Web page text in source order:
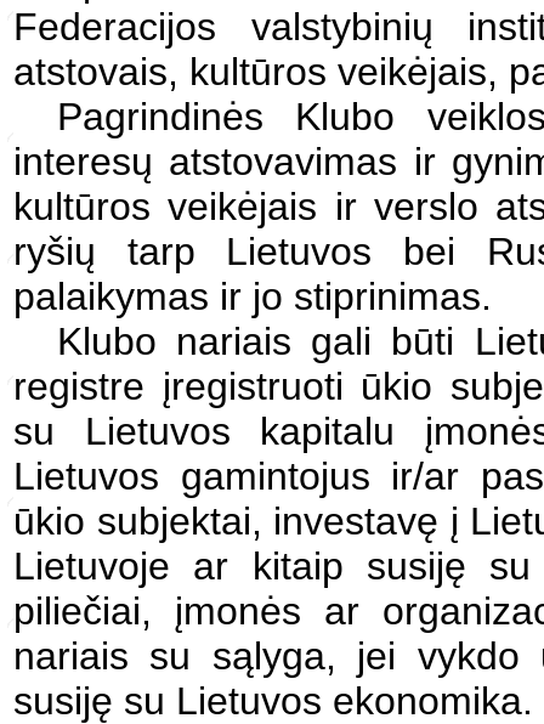
Federacijos valstybinių
atstovais, kultūros veikėjais,
Pagrindinės Klubo
interesų atstovavimas ir
kultūros veikėjais ir verslo
ryšių tarp Lietuvos bei
palaikymas ir jo stiprinimas.
Klubo nariais gali būti
registre įregistruoti ūkio
su Lietuvos kapitalu
Lietuvos gamintojus ir/ar
ūkio subjektai, investavę į
Lietuvoje ar kitaip susiję
piliečiai, įmonės ar
nariais su sąlyga, jei
susiję su Lietuvos ekonomika.